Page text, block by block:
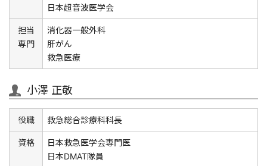
日本超音波医学会
担当
専門
消化器一般外科
肝がん
救急医療
小澤 正敬
役職 救急総合診療科科長
資格
日本救急医学会専門医
日本DMAT隊員